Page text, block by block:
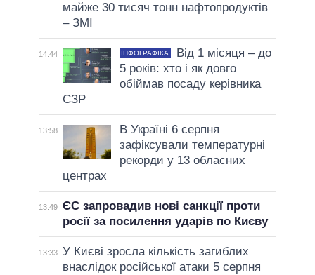
майже 30 тисяч тонн нафтопродуктів
– ЗМІ
14:44 ІНФОГРАФІКА
Від 1 місяця – до
5 років: хто і як довго
обіймав посаду керівника
СЗР
13:58
В Україні 6 серпня
зафіксували температурні
рекорди у 13 обласних
центрах
13:49 ЄС запровадив нові санкції проти
росії за посилення ударів по Києву
13:33 У Києві зросла кількість загиблих
внаслідок російської атаки 5 серпня